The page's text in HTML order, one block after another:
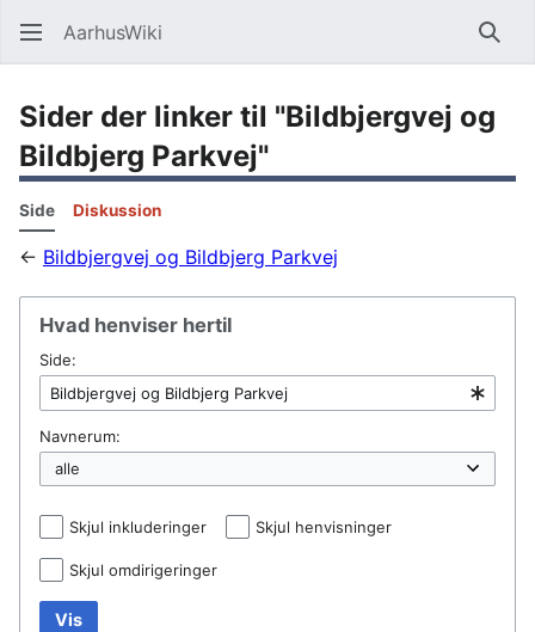
AarhusWiki Søg
Sider der linker til "Bildbjergvej og
Bildbjerg Parkvej"
Side Diskussion
← Bildbjergvej og Bildbjerg Parkvej
Hvad henviser hertil
Side:
Navnerum:
Skjul inkluderinger Skjul henvisninger
Skjul omdirigeringer
Vis